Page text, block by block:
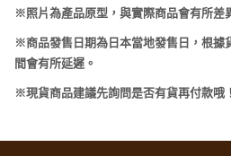
※照片為產品原型，與實際商品會有所差
※商品發售日期為日本當地發售日，根據
間會有所延遲。
※現貨商品建議先詢問是否有貨再付款哦！